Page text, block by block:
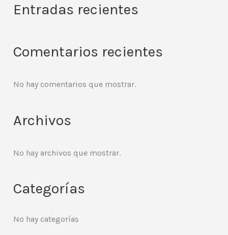
Entradas recientes
Comentarios recientes
No hay comentarios que mostrar.
Archivos
No hay archivos que mostrar.
Categorías
No hay categorías